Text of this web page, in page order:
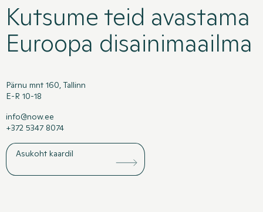
Kutsume teid avastama
Euroopa disainimaailma
Pärnu mnt 160, Tallinn
E-R 10-18
info@now.ee
+372 5347 8074
Asukoht kaardil